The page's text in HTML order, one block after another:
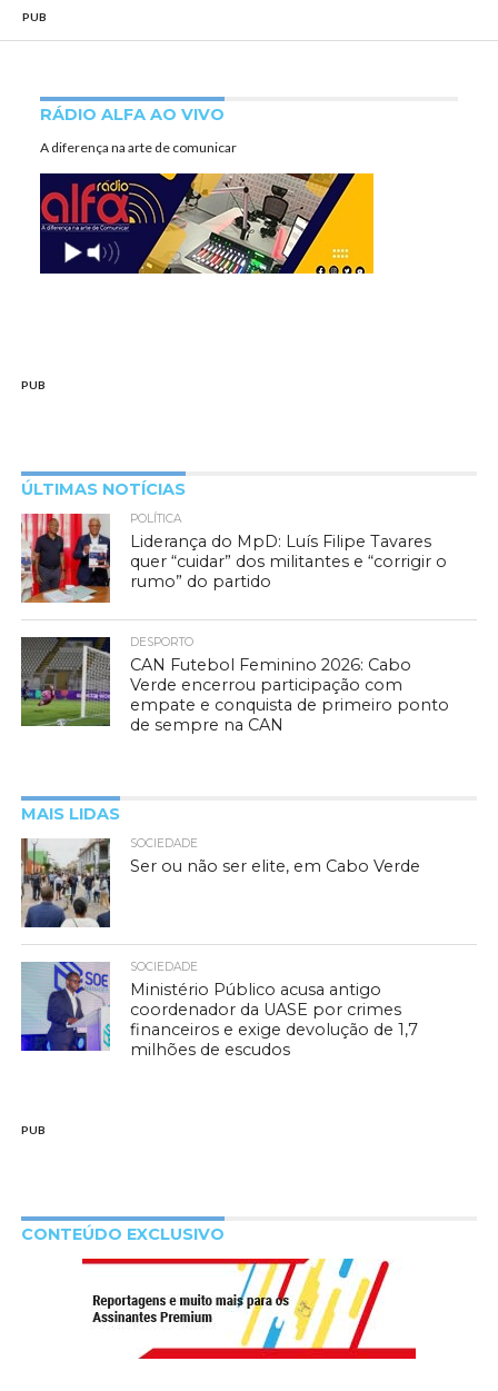
PUB
RÁDIO ALFA AO VIVO
A diferença na arte de comunicar
PUB
ÚLTIMAS NOTÍCIAS
POLÍTICA
Liderança do MpD: Luís Filipe Tavares
quer “cuidar” dos militantes e “corrigir o
rumo” do partido
DESPORTO
CAN Futebol Feminino 2026: Cabo
Verde encerrou participação com
empate e conquista de primeiro ponto
de sempre na CAN
MAIS LIDAS
SOCIEDADE
Ser ou não ser elite, em Cabo Verde
SOCIEDADE
Ministério Público acusa antigo
coordenador da UASE por crimes
financeiros e exige devolução de 1,7
milhões de escudos
PUB
CONTEÚDO EXCLUSIVO